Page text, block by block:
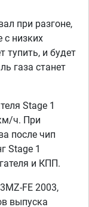
при разгоне,
с низких
тупить, и будет
газа станет
Stage 1
ч. При
после чип
Stage 1
и КПП.
FE 2003,
выпуска